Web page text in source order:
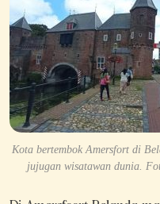
Kota bertembok Amersfort di
jujugan wisatawan dunia.